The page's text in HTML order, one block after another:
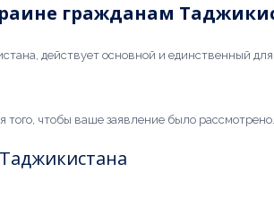
гражданам
действует основной и единственный для
чтобы ваше заявление было